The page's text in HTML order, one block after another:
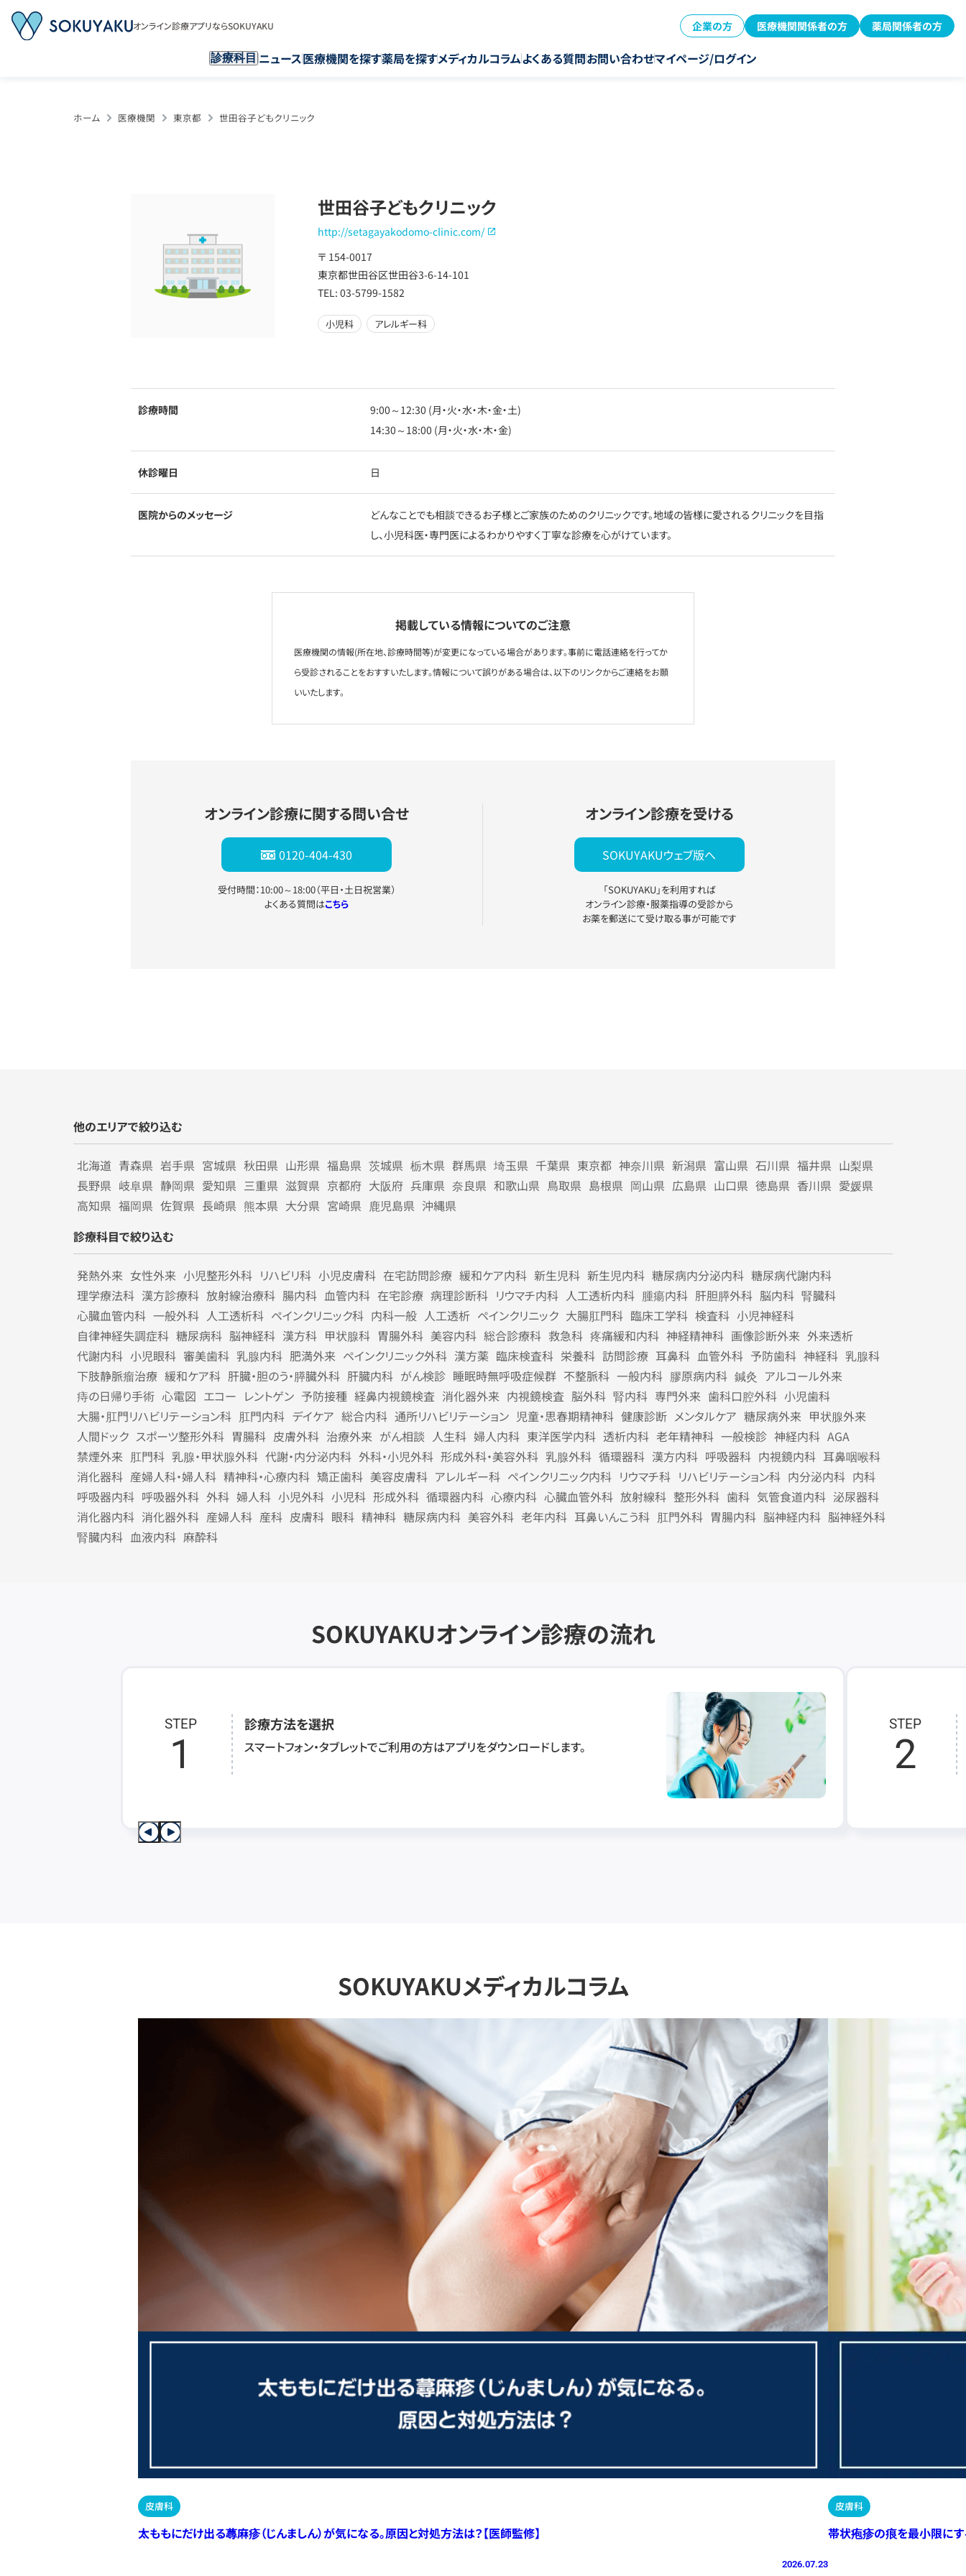
オンライン診療アプリならSOKUYAKU 企業の方 医療機関関係者の方 薬局関係者の方
診療科目 ニュース医療機関を探す薬局を探すメディカルコラムよくある質問お問い合わせマイページ/ログイン
ホーム 医療機関 東京都 世田谷子どもクリニック
世田谷子どもクリニック
http://setagayakodomo-clinic.com/
〒 154-0017
東京都世田谷区世田谷3-6-14-101
TEL: 03-5799-1582
小児科 アレルギー科
診療時間
9:00～12:30 (月・火・水・木・金・土)
14:30～18:00 (月・火・水・木・金)
休診曜日 日
医院からのメッセージ
どんなことでも相談できるお子様とご家族のためのクリニックです。地域の皆様に愛されるクリニックを目指
し、小児科医・専門医によるわかりやすく丁寧な診療を心がけています。
掲載している情報についてのご注意
医療機関の情報(所在地、診療時間等)が変更になっている場合があります。事前に電話連絡を行ってか
ら受診されることをおすすいたします。情報について誤りがある場合は、以下のリンクからご連絡をお願
いいたします。
オンライン診療に関する問い合せ
0120-404-430
受付時間：10:00～18:00（平日・土日祝営業）
よくある質問はこちら
オンライン診療を受ける
SOKUYAKUウェブ版へ
「SOKUYAKU」を利用すれば
オンライン診療・服薬指導の受診から
お薬を郵送にて受け取る事が可能です
他のエリアで絞り込む
北海道 青森県 岩手県 宮城県 秋田県 山形県 福島県 茨城県 栃木県 群馬県 埼玉県 千葉県 東京都 神奈川県 新潟県 富山県 石川県 福井県 山梨県
長野県 岐阜県 静岡県 愛知県 三重県 滋賀県 京都府 大阪府 兵庫県 奈良県 和歌山県 鳥取県 島根県 岡山県 広島県 山口県 徳島県 香川県 愛媛県
高知県 福岡県 佐賀県 長崎県 熊本県 大分県 宮崎県 鹿児島県 沖縄県
診療科目で絞り込む
発熱外来 女性外来 小児整形外科 リハビリ科 小児皮膚科 在宅訪問診療 緩和ケア内科 新生児科 新生児内科 糖尿病内分泌内科 糖尿病代謝内科
理学療法科 漢方診療科 放射線治療科 腸内科 血管内科 在宅診療 病理診断科 リウマチ内科 人工透析内科 腫瘍内科 肝胆膵外科 脳内科 腎臓科
心臓血管内科 一般外科 人工透析科 ペインクリニック科 内科一般 人工透析 ペインクリニック 大腸肛門科 臨床工学科 検査科 小児神経科
自律神経失調症科 糖尿病科 脳神経科 漢方科 甲状腺科 胃腸外科 美容内科 総合診療科 救急科 疼痛緩和内科 神経精神科 画像診断外来 外来透析
代謝内科 小児眼科 審美歯科 乳腺内科 肥満外来 ペインクリニック外科 漢方薬 臨床検査科 栄養科 訪問診療 耳鼻科 血管外科 予防歯科 神経科 乳腺科
下肢静脈瘤治療 緩和ケア科 肝臓・胆のう・膵臓外科 肝臓内科 がん検診 睡眠時無呼吸症候群 不整脈科 一般内科 膠原病内科 鍼灸 アルコール外来
痔の日帰り手術 心電図 エコー レントゲン 予防接種 経鼻内視鏡検査 消化器外来 内視鏡検査 脳外科 腎内科 専門外来 歯科口腔外科 小児歯科
大腸・肛門リハビリテーション科 肛門内科 デイケア 総合内科 通所リハビリテーション 児童・思春期精神科 健康診断 メンタルケア 糖尿病外来 甲状腺外来
人間ドック スポーツ整形外科 胃腸科 皮膚外科 治療外来 がん相談 人生科 婦人内科 東洋医学内科 透析内科 老年精神科 一般検診 神経内科 AGA
禁煙外来 肛門科 乳腺・甲状腺外科 代謝・内分泌内科 外科・小児外科 形成外科・美容外科 乳腺外科 循環器科 漢方内科 呼吸器科 内視鏡内科 耳鼻咽喉科
消化器科 産婦人科・婦人科 精神科・心療内科 矯正歯科 美容皮膚科 アレルギー科 ペインクリニック内科 リウマチ科 リハビリテーション科 内分泌内科 内科
呼吸器内科 呼吸器外科 外科 婦人科 小児外科 小児科 形成外科 循環器内科 心療内科 心臓血管外科 放射線科 整形外科 歯科 気管食道内科 泌尿器科
消化器内科 消化器外科 産婦人科 産科 皮膚科 眼科 精神科 糖尿病内科 美容外科 老年内科 耳鼻いんこう科 肛門外科 胃腸内科 脳神経内科 脳神経外科
腎臓内科 血液内科 麻酔科
SOKUYAKUオンライン診療の流れ
STEP
1
診療方法を選択
スマートフォン・タブレットでご利用の方はアプリをダウンロードします。
STEP
2
SOKUYAKUメディカルコラム
皮膚科
太ももにだけ出る蕁麻疹（じんましん）が気になる。原因と対処方法は？【医師監修】
2026.07.23
皮膚科
帯状疱疹の痕を最小限にす